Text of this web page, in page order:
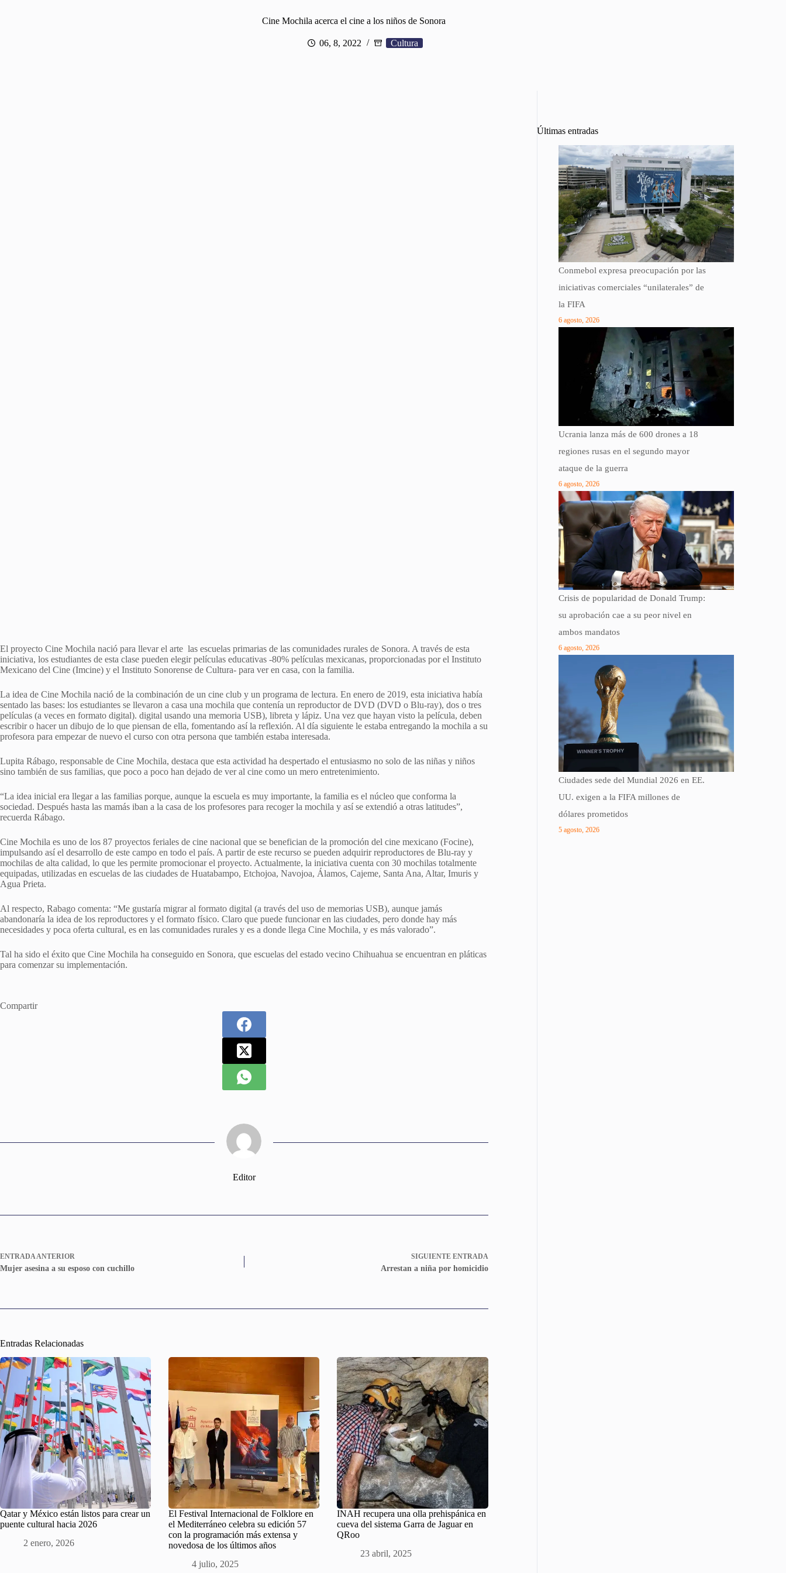
Cine Mochila acerca el cine a los niños de Sonora
06, 8, 2022 Cultura
El proyecto Cine Mochila nació para llevar el arte las escuelas primarias de las comunidades rurales de Sonora. A través de esta
iniciativa, los estudiantes de esta clase pueden elegir películas educativas -80% películas mexicanas, proporcionadas por el Instituto
Mexicano del Cine (Imcine) y el Instituto Sonorense de Cultura- para ver en casa, con la familia.
La idea de Cine Mochila nació de la combinación de un cine club y un programa de lectura. En enero de 2019, esta iniciativa había
sentado las bases: los estudiantes se llevaron a casa una mochila que contenía un reproductor de DVD (DVD o Blu-ray), dos o tres
películas (a veces en formato digital). digital usando una memoria USB), libreta y lápiz. Una vez que hayan visto la película, deben
escribir o hacer un dibujo de lo que piensan de ella, fomentando así la reflexión. Al día siguiente le estaba entregando la mochila a su
profesora para empezar de nuevo el curso con otra persona que también estaba interesada.
Lupita Rábago, responsable de Cine Mochila, destaca que esta actividad ha despertado el entusiasmo no solo de las niñas y niños
sino también de sus familias, que poco a poco han dejado de ver al cine como un mero entretenimiento.
“La idea inicial era llegar a las familias porque, aunque la escuela es muy importante, la familia es el núcleo que conforma la
sociedad. Después hasta las mamás iban a la casa de los profesores para recoger la mochila y así se extendió a otras latitudes”,
recuerda Rábago.
Cine Mochila es uno de los 87 proyectos feriales de cine nacional que se benefician de la promoción del cine mexicano (Focine),
impulsando así el desarrollo de este campo en todo el país. A partir de este recurso se pueden adquirir reproductores de Blu-ray y
mochilas de alta calidad, lo que les permite promocionar el proyecto. Actualmente, la iniciativa cuenta con 30 mochilas totalmente
equipadas, utilizadas en escuelas de las ciudades de Huatabampo, Etchojoa, Navojoa, Álamos, Cajeme, Santa Ana, Altar, Imuris y
Agua Prieta.
Al respecto, Rabago comenta: “Me gustaría migrar al formato digital (a través del uso de memorias USB), aunque jamás
abandonaría la idea de los reproductores y el formato físico. Claro que puede funcionar en las ciudades, pero donde hay más
necesidades y poca oferta cultural, es en las comunidades rurales y es a donde llega Cine Mochila, y es más valorado”.
Tal ha sido el éxito que Cine Mochila ha conseguido en Sonora, que escuelas del estado vecino Chihuahua se encuentran en pláticas
para comenzar su implementación.
Compartir
Editor
ENTRADA ANTERIOR
Mujer asesina a su esposo con cuchillo
SIGUIENTE ENTRADA
Arrestan a niña por homicidio
Entradas Relacionadas
Qatar y México están listos para crear un
puente cultural hacia 2026
2 enero, 2026
El Festival Internacional de Folklore en
el Mediterráneo celebra su edición 57
con la programación más extensa y
novedosa de los últimos años
4 julio, 2025
INAH recupera una olla prehispánica en
cueva del sistema Garra de Jaguar en
QRoo
23 abril, 2025
Últimas entradas
Conmebol expresa preocupación por las
iniciativas comerciales “unilaterales” de
la FIFA
6 agosto, 2026
Ucrania lanza más de 600 drones a 18
regiones rusas en el segundo mayor
ataque de la guerra
6 agosto, 2026
Crisis de popularidad de Donald Trump:
su aprobación cae a su peor nivel en
ambos mandatos
6 agosto, 2026
Ciudades sede del Mundial 2026 en EE.
UU. exigen a la FIFA millones de
dólares prometidos
5 agosto, 2026